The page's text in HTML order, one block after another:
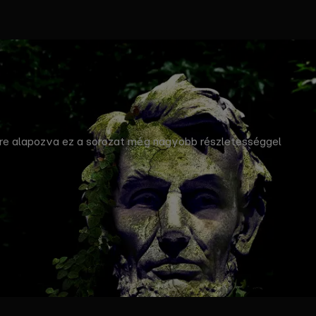
alapozva ez a sorozat még nagyobb részletességgel